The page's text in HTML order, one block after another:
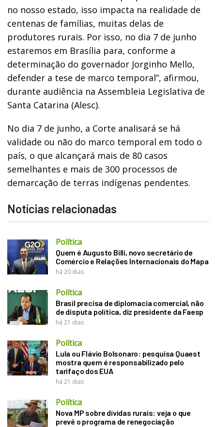
no nosso estado, isso impacta na realidade de
centenas de famílias, muitas delas de
produtores rurais. Por isso, no dia 7 de junho
estaremos em Brasília para, conforme a
determinação do governador Jorginho Mello,
defender a tese de marco temporal”, afirmou,
durante audiência na Assembleia Legislativa de
Santa Catarina (Alesc).
No dia 7 de junho, a Corte analisará se há
validade ou não do marco temporal em todo o
país, o que alcançará mais de 80 casos
semelhantes e mais de 300 processos de
demarcação de terras indígenas pendentes.
Notícias relacionadas
Política
Quem é Augusto Billi, novo secretário de
Comércio e Relações Internacionais do Mapa
há 20 dias
Política
Brasil precisa de diplomacia comercial, não
de disputa política, diz presidente da Faesp
há 21 dias
Política
Lula ou Flávio Bolsonaro: pesquisa Quaest
mostra quem é responsabilizado pelo
tarifaço dos EUA
há 21 dias
Política
Nova MP sobre dívidas rurais: veja o que
prevê o programa de renegociação